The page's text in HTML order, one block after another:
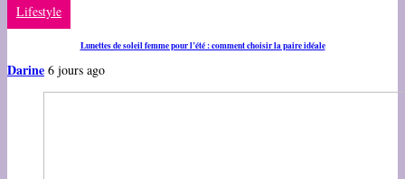
Lifestyle
Lunettes de soleil femme pour l’été : comment choisir la paire idéale
Darine 6 jours ago